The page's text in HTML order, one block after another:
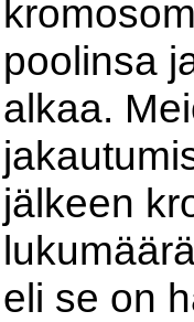
poolinsa
alkaa.
jälkeen
eli se on